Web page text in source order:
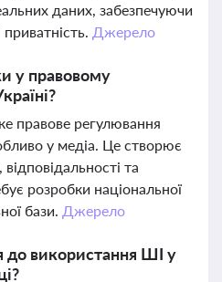
даних, забезпечуючи
Джерело
у правовому
правове регулювання
у медіа. Це створює
та
розробки національної
бази. Джерело
до використання ШІ у